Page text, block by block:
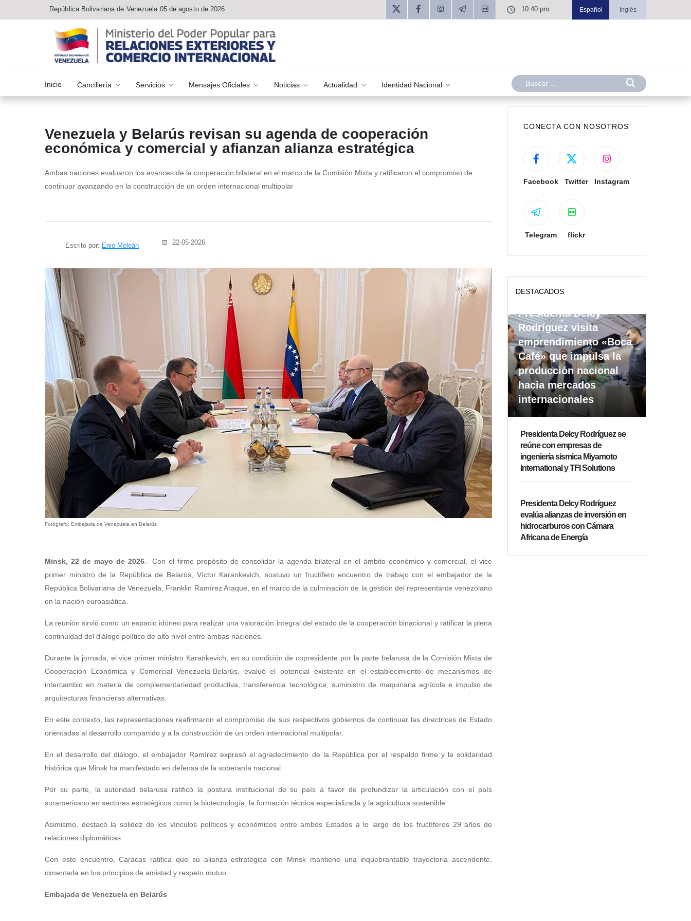
República Bolivariana de Venezuela 05 de agosto de 2026 10:40 pm Español Inglés
Inicio Cancillería Servicios Mensajes Oficiales Noticias Actualidad Identidad Nacional
Venezuela y Belarús revisan su agenda de cooperación
económica y comercial y afianzan alianza estratégica
Ambas naciones evaluaron los avances de la cooperación bilateral en el marco de la Comisión Mixta y ratificaron el compromiso de
continuar avanzando en la construcción de un orden internacional multipolar
Escrito por: Enio Meleán 22-05-2026
Fotógrafo: Embajada de Venezuela en Belarús
Minsk, 22 de mayo de 2026 .- Con el firme propósito de consolidar la agenda bilateral en el ámbito económico y comercial, el vice
primer ministro de la República de Belarús, Víctor Karankevich, sostuvo un fructífero encuentro de trabajo con el embajador de la
República Bolivariana de Venezuela, Franklin Ramírez Araque, en el marco de la culminación de la gestión del representante venezolano
en la nación euroasiática.
La reunión sirvió como un espacio idóneo para realizar una valoración integral del estado de la cooperación binacional y ratificar la plena
continuidad del diálogo político de alto nivel entre ambas naciones.
Durante la jornada, el vice primer ministro Karankevich, en su condición de copresidente por la parte belarusa de la Comisión Mixta de
Cooperación Económica y Comercial Venezuela-Belarús, evaluó el potencial existente en el establecimiento de mecanismos de
intercambio en materia de complementariedad productiva, transferencia tecnológica, suministro de maquinaria agrícola e impulso de
arquitecturas financieras alternativas.
En este contexto, las representaciones reafirmaron el compromiso de sus respectivos gobiernos de continuar las directrices de Estado
orientadas al desarrollo compartido y a la construcción de un orden internacional multipolar.
En el desarrollo del diálogo, el embajador Ramírez expresó el agradecimiento de la República por el respaldo firme y la solidaridad
histórica que Minsk ha manifestado en defensa de la soberanía nacional.
Por su parte, la autoridad belarusa ratificó la postura institucional de su país a favor de profundizar la articulación con el país
suramericano en sectores estratégicos como la biotecnología, la formación técnica especializada y la agricultura sostenible.
Asimismo, destacó la solidez de los vínculos políticos y económicos entre ambos Estados a lo largo de los fructíferos 29 años de
relaciones diplomáticas.
Con este encuentro, Caracas ratifica que su alianza estratégica con Minsk mantiene una inquebrantable trayectoria ascendente,
cimentada en los principios de amistad y respeto mutuo.
Embajada de Venezuela en Belarús
CONECTA CON NOSOTROS
Facebook Twitter Instagram
Telegram flickr
DESTACADOS
Presidenta Delcy
Rodríguez visita
emprendimiento «Boca
Café» que impulsa la
producción nacional
hacia mercados
internacionales
Presidenta Delcy Rodríguez se
reúne con empresas de
ingeniería sísmica Miyamoto
International y TFI Solutions
Presidenta Delcy Rodríguez
evalúa alianzas de inversión en
hidrocarburos con Cámara
Africana de Energía